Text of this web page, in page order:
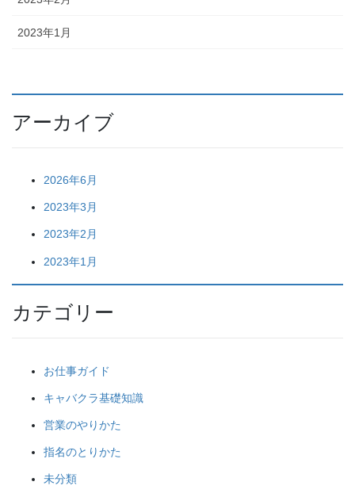
2023年1月
アーカイブ
2026年6月
2023年3月
2023年2月
2023年1月
カテゴリー
お仕事ガイド
キャバクラ基礎知識
営業のやりかた
指名のとりかた
未分類